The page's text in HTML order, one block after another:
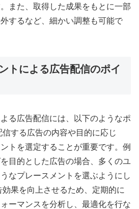
また、取得した成果をもとに一部
するなど、細かい調整も可能で
トによる広告配信のポイ
る広告配信には、以下のようなポ
する広告の内容や目的に応じ
トを選定することが重要です。例
目的とした広告の場合、多くのユ
なプレースメントを選ぶようにし
果を向上させるため、定期的に
ーマンスを分析し、最適化を行な